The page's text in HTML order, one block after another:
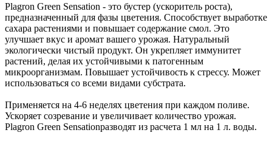
Plagron Green Sensation - это бустер (ускоритель роста),
предназначенный для фазы цветения. Способствует выработке
сахара растениями и повышает содержание смол. Это
улучшает вкус и аромат вашего урожая. Натуральный
экологически чистый продукт. Он укрепляет иммунитет
растений, делая их устойчивыми к патогенным
микроорганизмам. Повышает устойчивость к стрессу. Может
использоваться со всеми видами субстрата.
Применяется на 4-6 неделях цветения при каждом поливе.
Ускоряет созревание и увеличивает количество урожая.
Plagron Green Sensationразводят из расчета 1 мл на 1 л. воды.